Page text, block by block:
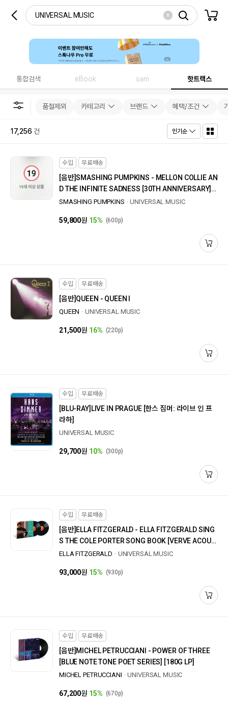
통합검색 eBook sam 핫트랙스
품절제외 카테고리 브랜드 혜택/조건
17,256 건 인기순
수입 무료배송
[음반]SMASHING PUMPKINS - MELLON COLLIE AN
D THE INFINITE SADNESS [30TH ANNIVERSARY]
[DELUXE LIMITED EDITION]
SMASHING PUMPKINS UNIVERSAL MUSIC
59,800원 15% (600p)
수입 무료배송
[음반]QUEEN - QUEEN I
QUEEN UNIVERSAL MUSIC
21,500원 16% (220p)
수입 무료배송
[BLU-RAY] LIVE IN PRAGUE [한스 짐머: 라이브 인 프
라하]
UNIVERSAL MUSIC
29,700원 10% (300p)
수입 무료배송
[음반] ELLA FITZGERALD - ELLA FITZGERALD SING
S THE COLE PORTER SONG BOOK [VERVE ACOUS
TIC SOUNDS SERIES] [180G LP]
ELLA FITZGERALD UNIVERSAL MUSIC
93,000원 15% (930p)
수입 무료배송
[음반] MICHEL PETRUCCIANI - POWER OF THREE
[BLUE NOTE TONE POET SERIES] [180G LP]
MICHEL PETRUCCIANI UNIVERSAL MUSIC
67,200원 15% (670p)